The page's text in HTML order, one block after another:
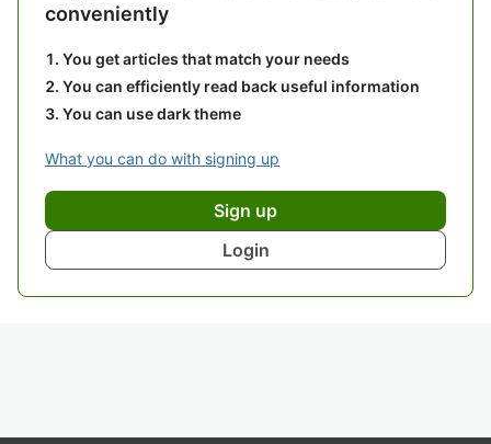
conveniently
You get articles that match your needs
You can efficiently read back useful information
You can use dark theme
What you can do with signing up
Sign up
Login